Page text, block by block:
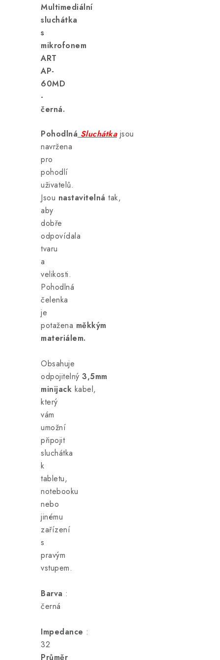
Multimediální
sluchátka
s
mikrofonem
ART
AP-
60MD
-
černá.
Pohodlná Sluchátkajsou
navržena
pro
pohodlí
uživatelů.
Jsou nastavitelná tak,
aby
dobře
odpovídala
tvaru
a
velikosti.
Pohodlná
čelenka
je
potažena měkkým
materiálem.
Obsahuje
odpojitelný 3,5mm
minijack kabel,
který
vám
umožní
připojit
sluchátka
k
tabletu,
notebooku
nebo
jinému
zařízení
s
pravým
vstupem.
Barva :
černá
Impedance :
32
Průměr